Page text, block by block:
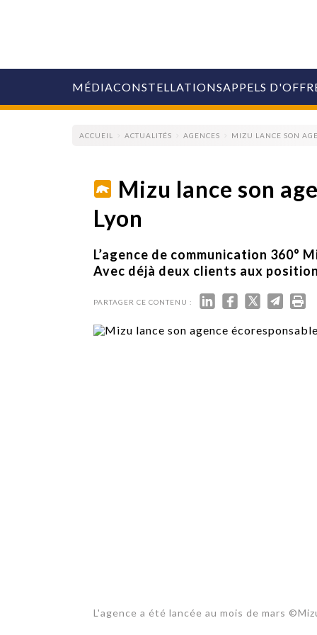
MÉDIA
COLLECTIVITÉS
MARQUES
AGENCES
RETAIL
MÉDIAS
ÉVÉNEMENTIELS
SERVICES
CONSTELLATIONSAPPELS
ACCUEIL ACTUALITÉS AGENCES MIZU LANCE SON
Mizu lance son
Lyon
L’agence de communication 360°
Avec déjà deux clients aux
PARTAGER CE CONTENU :
L'agence a été lancée au mois de mars